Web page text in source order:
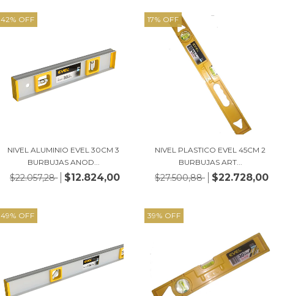
42% OFF
NIVEL ALUMINIO EVEL 30CM 3
BURBUJAS ANOD...
$22.057,28 $12.824,00
17% OFF
NIVEL PLASTICO EVEL 45CM 2
BURBUJAS ART...
$27.500,88 $22.728,00
49% OFF 39% OFF